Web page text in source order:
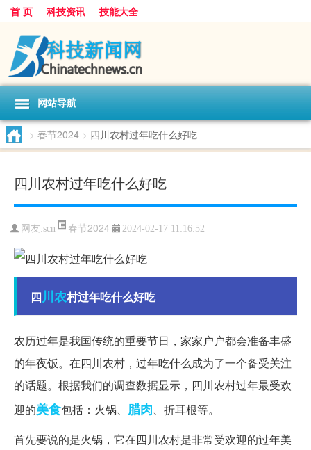
首 页 科技资讯 技能大全
网站导航
> 春节2024 > 四川农村过年吃什么好吃
四川农村过年吃什么好吃
网友:scn 春节2024 2024-02-17 11:16:52
四川农村过年吃什么好吃
农历过年是我国传统的重要节日，家家户户都会准备丰盛
的年夜饭。在四川农村，过年吃什么成为了一个备受关注
的话题。根据我们的调查数据显示，四川农村过年最受欢
迎的美食包括：火锅、 腊肉、折耳根等。
首先要说的是火锅，它在四川农村是非常受欢迎的过年美